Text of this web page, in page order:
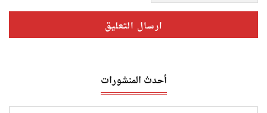
أحدث المنشورات